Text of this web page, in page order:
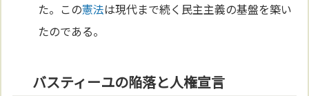
た。この憲法は現代まで続く民主主義の基盤を築い
たのである。
バスティーユの陥落と人権宣言